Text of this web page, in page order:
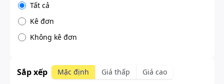
Tất cả
Kê đơn
Không kê đơn
Sắp xếp Mặc định Giá thấp Giá cao